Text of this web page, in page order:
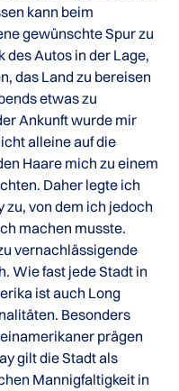
kann beim
gewünschte Spur zu
Autos in der Lage,
das Land zu bereisen
etwas zu
Ankunft wurde mir
alleine auf die
Haare mich zu einem
Daher legte ich
von dem ich jedoch
machen musste.
vernachlässigende
Wie fast jede Stadt in
ist auch Long
Besonders
prägen
gilt die Stadt als
Mannigfaltigkeit in